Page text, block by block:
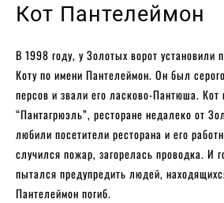
Кот Пантелеймон
В 1998 году, у Золотых ворот установили
Коту по имени Пантелеймон. Он был
персов и звали его ласково-Пантюша. Кот
“Пантагрюэль”, ресторане недалеко от
любили посетители ресторана и его
случился пожар, загорелась проводка. И
пытался предупредить людей,
Пантелеймон погиб.